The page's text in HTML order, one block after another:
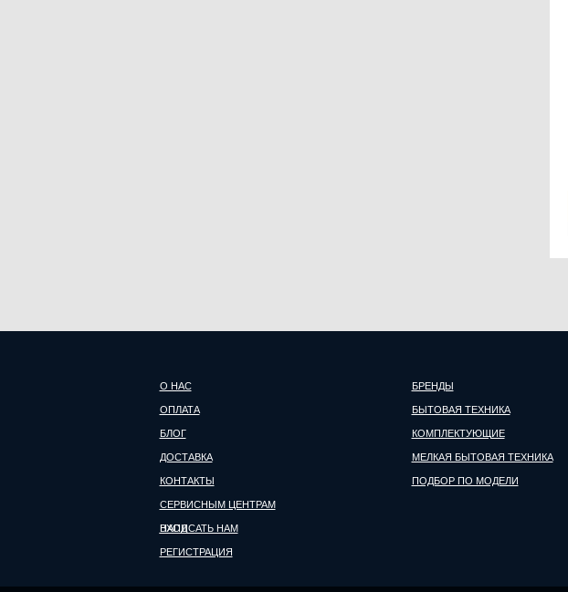
О НАС
ОПЛАТА
БЛОГ
ДОСТАВКА
КОНТАКТЫ
СЕРВИСНЫМ ЦЕНТРАМ
НАПИСАТЬ НАМ
ВХОД
РЕГИСТРАЦИЯ
БРЕНДЫ
БЫТОВАЯ ТЕХНИКА
КОМПЛЕКТУЮЩИЕ
МЕЛКАЯ БЫТОВАЯ ТЕХНИКА
ПОДБОР ПО МОДЕЛИ